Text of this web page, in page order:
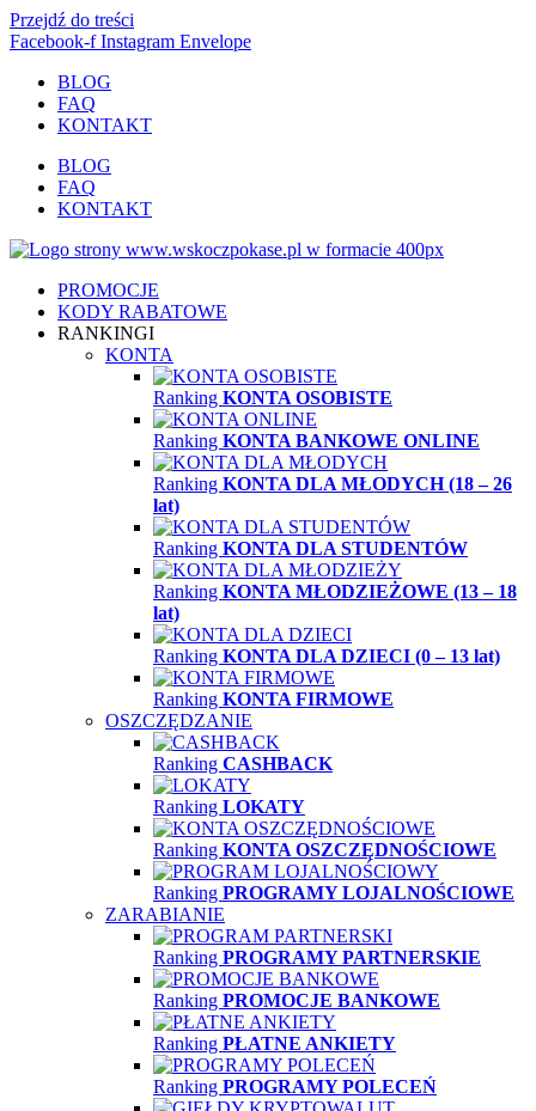
Przejdź do treści
Facebook-f Instagram Envelope
BLOG
FAQ
KONTAKT
BLOG
FAQ
KONTAKT
PROMOCJE
KODY RABATOWE
RANKINGI
KONTA
Ranking KONTA OSOBISTE
Ranking KONTA BANKOWE ONLINE
Ranking KONTA DLA MŁODYCH (18 – 26
lat)
Ranking KONTA DLA STUDENTÓW
Ranking KONTA MŁODZIEŻOWE (13 – 18
lat)
Ranking KONTA DLA DZIECI (0 – 13 lat)
Ranking KONTA FIRMOWE
OSZCZĘDZANIE
Ranking CASHBACK
Ranking LOKATY
Ranking KONTA OSZCZĘDNOŚCIOWE
Ranking PROGRAMY LOJALNOŚCIOWE
ZARABIANIE
Ranking PROGRAMY PARTNERSKIE
Ranking PROMOCJE BANKOWE
Ranking PŁATNE ANKIETY
Ranking PROGRAMY POLECEŃ